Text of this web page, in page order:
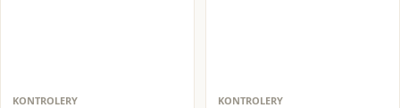
KONTROLERY KONTROLERY